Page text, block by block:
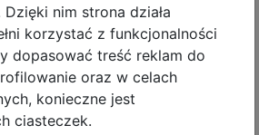
nim strona działa
korzystać z funkcjonalności
dopasować treść reklam do
oraz w celach
konieczne jest
ciasteczek.